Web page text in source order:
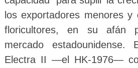
los exportadores menores
floricultores, en su afán
mercado estadounidense.
Electra II —el HK-1976—